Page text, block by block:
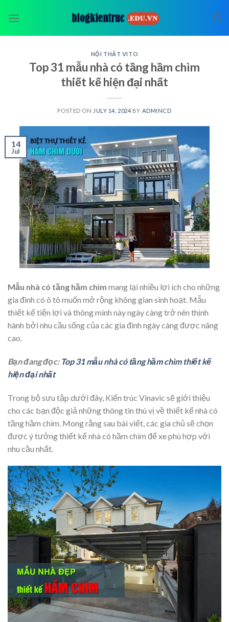
NỘI THẤT VITO
Top 31 mẫu nhà có tầng hầm chìm
thiết kế hiện đại nhất
POSTED ON JULY 14, 2024 BY ADMINCD
14
Jul
Mẫu nhà có tầng hầm chìm mang lại nhiều lợi ích cho những
gia đình có ô tô muốn mở rộng không gian sinh hoạt. Mẫu
thiết kế tiện lợi và thông minh này ngày càng trở nên thịnh
hành bởi nhu cầu sống của các gia đình ngày càng được nâng
cao.
Bạn đang đọc: Top 31 mẫu nhà có tầng hầm chìm thiết kế
hiện đại nhất
Trong bộ sưu tập dưới đây, Kiến trúc Vinavic sẽ giới thiệu
cho các bạn độc giả những thông tin thú vị về thiết kế nhà có
tầng hầm chìm. Mong rằng sau bài viết, các gia chủ sẽ chọn
được ý tưởng thiết kế nhà có hầm chìm để xe phù hợp với
nhu cầu nhất.